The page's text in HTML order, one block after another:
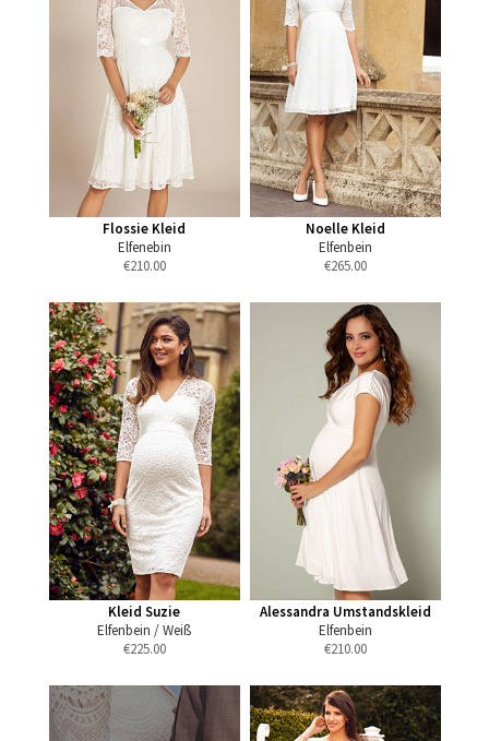
Flossie Kleid
Elfenebin
€210.00
Noelle Kleid
Elfenbein
€265.00
Kleid Suzie
Elfenbein / Weiß
€225.00
Alessandra Umstandskleid
Elfenbein
€210.00